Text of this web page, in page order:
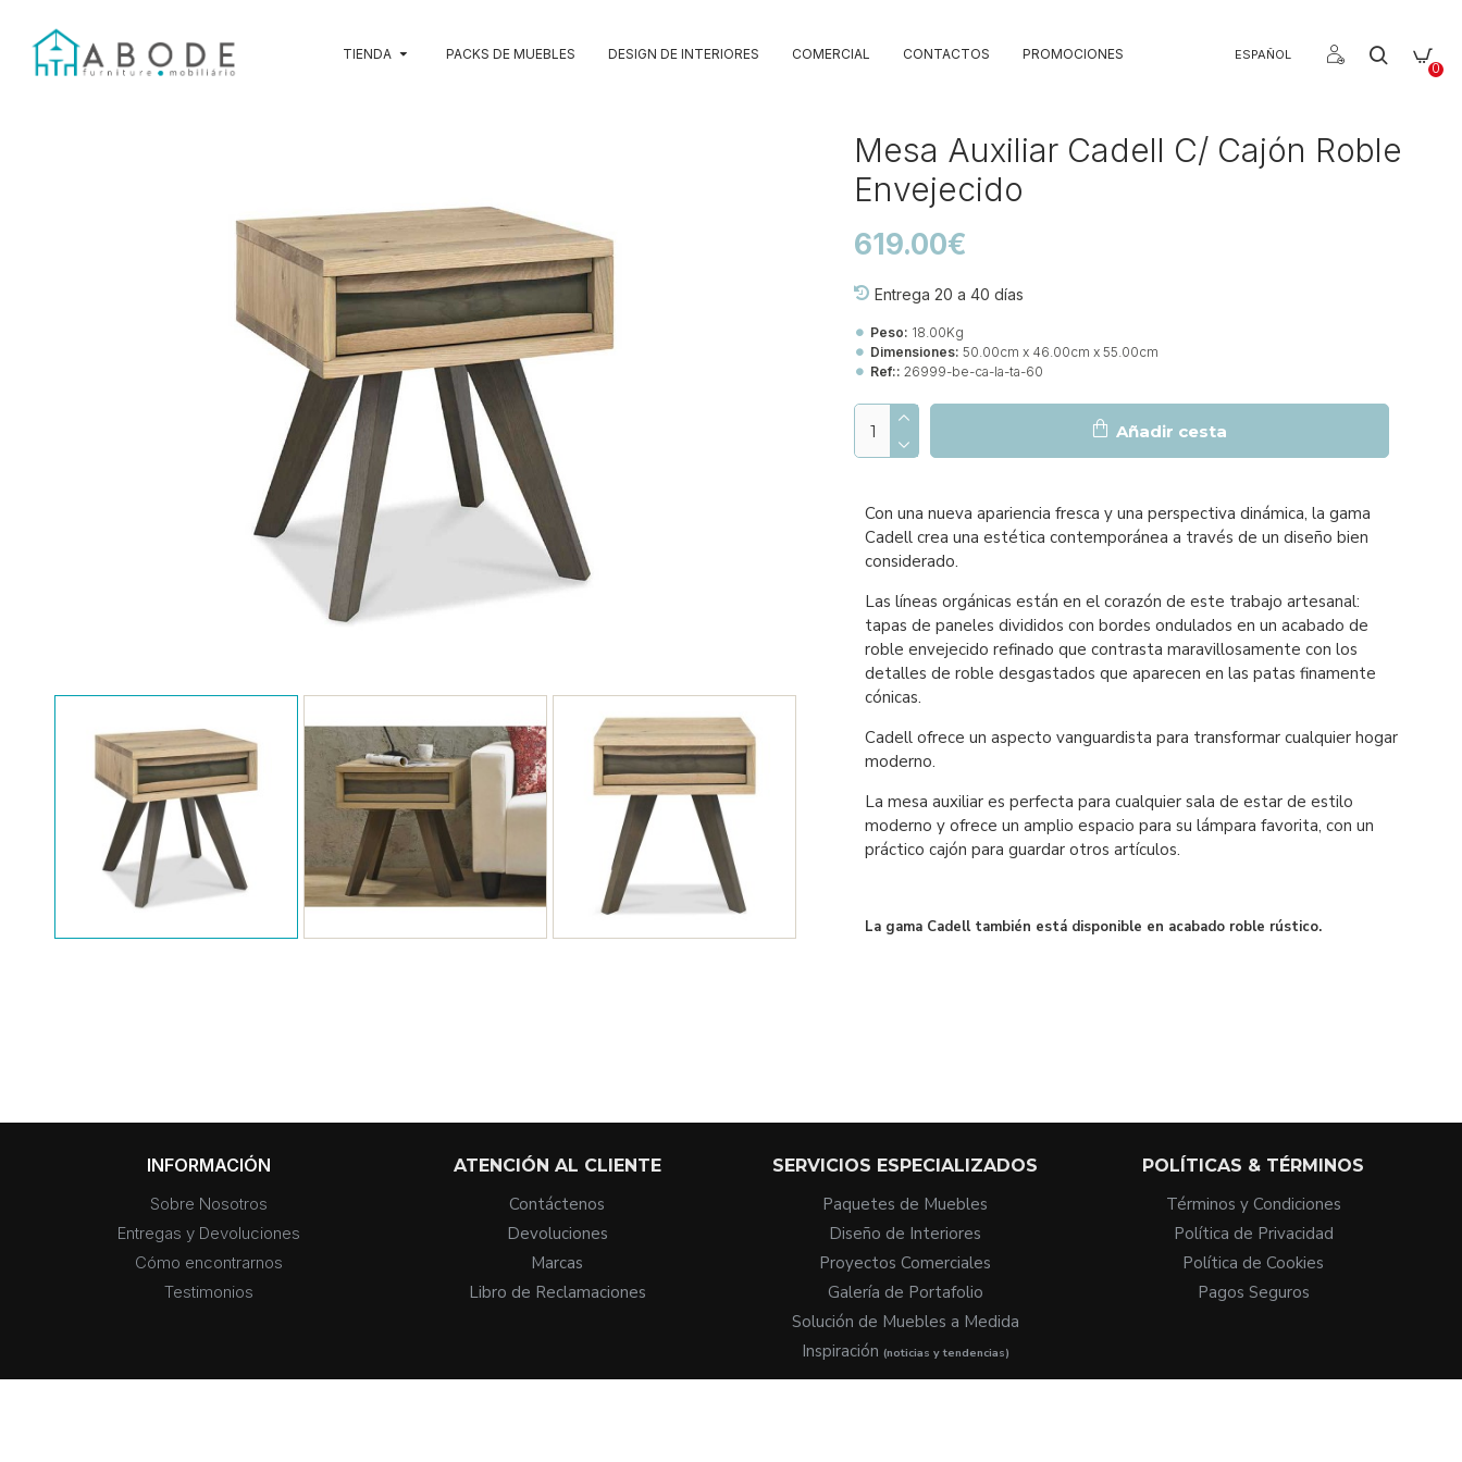
TIENDA PACKS DE MUEBLES DESIGN DE INTERIORES COMERCIAL CONTACTOS PROMOCIONES ESPAÑOL
0
Mesa Auxiliar Cadell C/ Cajón Roble
Envejecido
Entrega 20 a 40 días
Peso: 18.00Kg
Dimensiones: 50.00cm x 46.00cm x 55.00cm
Ref:: 26999-be-ca-la-ta-60
619.00€
Añadir cesta
Con una nueva apariencia fresca y una perspectiva dinámica, la gama
Cadell crea una estética contemporánea a través de un diseño bien
considerado.
Las líneas orgánicas están en el corazón de este trabajo artesanal:
tapas de paneles divididos con bordes ondulados en un acabado de
roble envejecido refinado que contrasta maravillosamente con los
detalles de roble desgastados que aparecen en las patas finamente
cónicas.
Cadell ofrece un aspecto vanguardista para transformar cualquier hogar
moderno.
La mesa auxiliar es perfecta para cualquier sala de estar de estilo
moderno y ofrece un amplio espacio para su lámpara favorita, con un
práctico cajón para guardar otros artículos.
La gama Cadell también está disponible en acabado roble rústico.
INFORMACIÓN
Sobre Nosotros
Entregas y Devoluciones
Cómo encontrarnos
Testimonios
ATENCIÓN AL CLIENTE
Contáctenos
Devoluciones
Marcas
Libro de Reclamaciones
SERVICIOS ESPECIALIZADOS
Paquetes de Muebles
Diseño de Interiores
Proyectos Comerciales
Galería de Portafolio
Solución de Muebles a Medida
Inspiración (noticias y tendencias)
POLÍTICAS & TÉRMINOS
Términos y Condiciones
Política de Privacidad
Política de Cookies
Pagos Seguros